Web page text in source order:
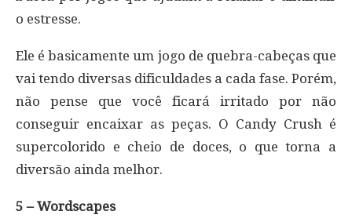
o estresse.
Ele é basicamente um jogo de quebra-cabeças que
vai tendo diversas dificuldades a cada fase. Porém,
não pense que você ficará irritado por não
conseguir encaixar as peças. O Candy Crush é
supercolorido e cheio de doces, o que torna a
diversão ainda melhor.
5 – Wordscapes